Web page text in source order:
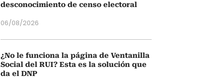
desconocimiento de censo electoral
06/08/2026
¿No le funciona la página de Ventanilla
Social del RUI? Esta es la solución que
da el DNP